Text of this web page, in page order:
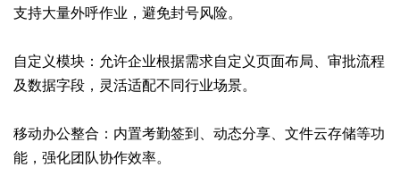
支持大量外呼作业，避免封号风险。
自定义模块：允许企业根据需求自定义页面布局、审批流程
及数据字段，灵活适配不同行业场景。
移动办公整合：内置考勤签到、动态分享、文件云存储等功
能，强化团队协作效率。